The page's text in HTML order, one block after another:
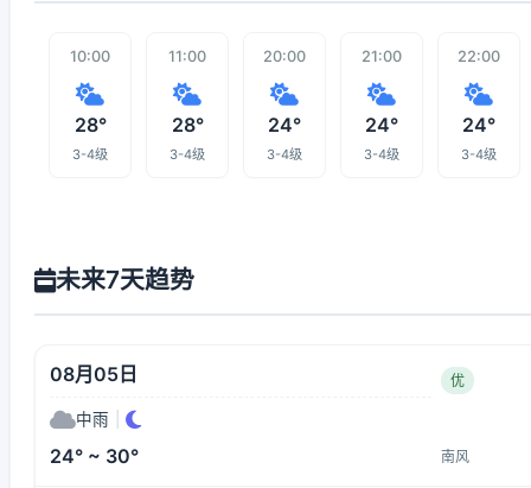
10:00
28°
3-4级
11:00
28°
3-4级
20:00
24°
3-4级
21:00
24°
3-4级
22:00
24°
3-4级
未来7天趋势
08月05日 优
中雨
24° ~ 30° 南风